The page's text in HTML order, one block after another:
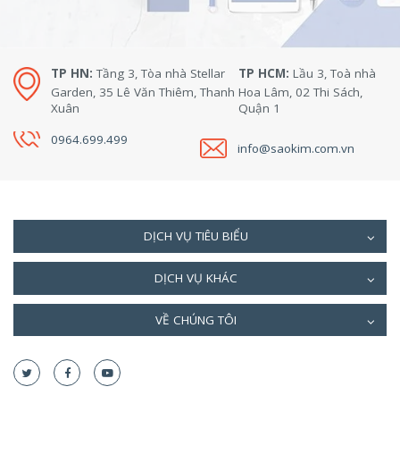
TP HN: Tầng 3, Tòa nhà Stellar
Garden, 35 Lê Văn Thiêm, Thanh
Xuân
TP HCM: Lầu 3, Toà nhà
Hoa Lâm, 02 Thi Sách,
Quận 1
0964.699.499
info@saokim.com.vn
DỊCH VỤ TIÊU BIỂU
DỊCH VỤ KHÁC
VỀ CHÚNG TÔI